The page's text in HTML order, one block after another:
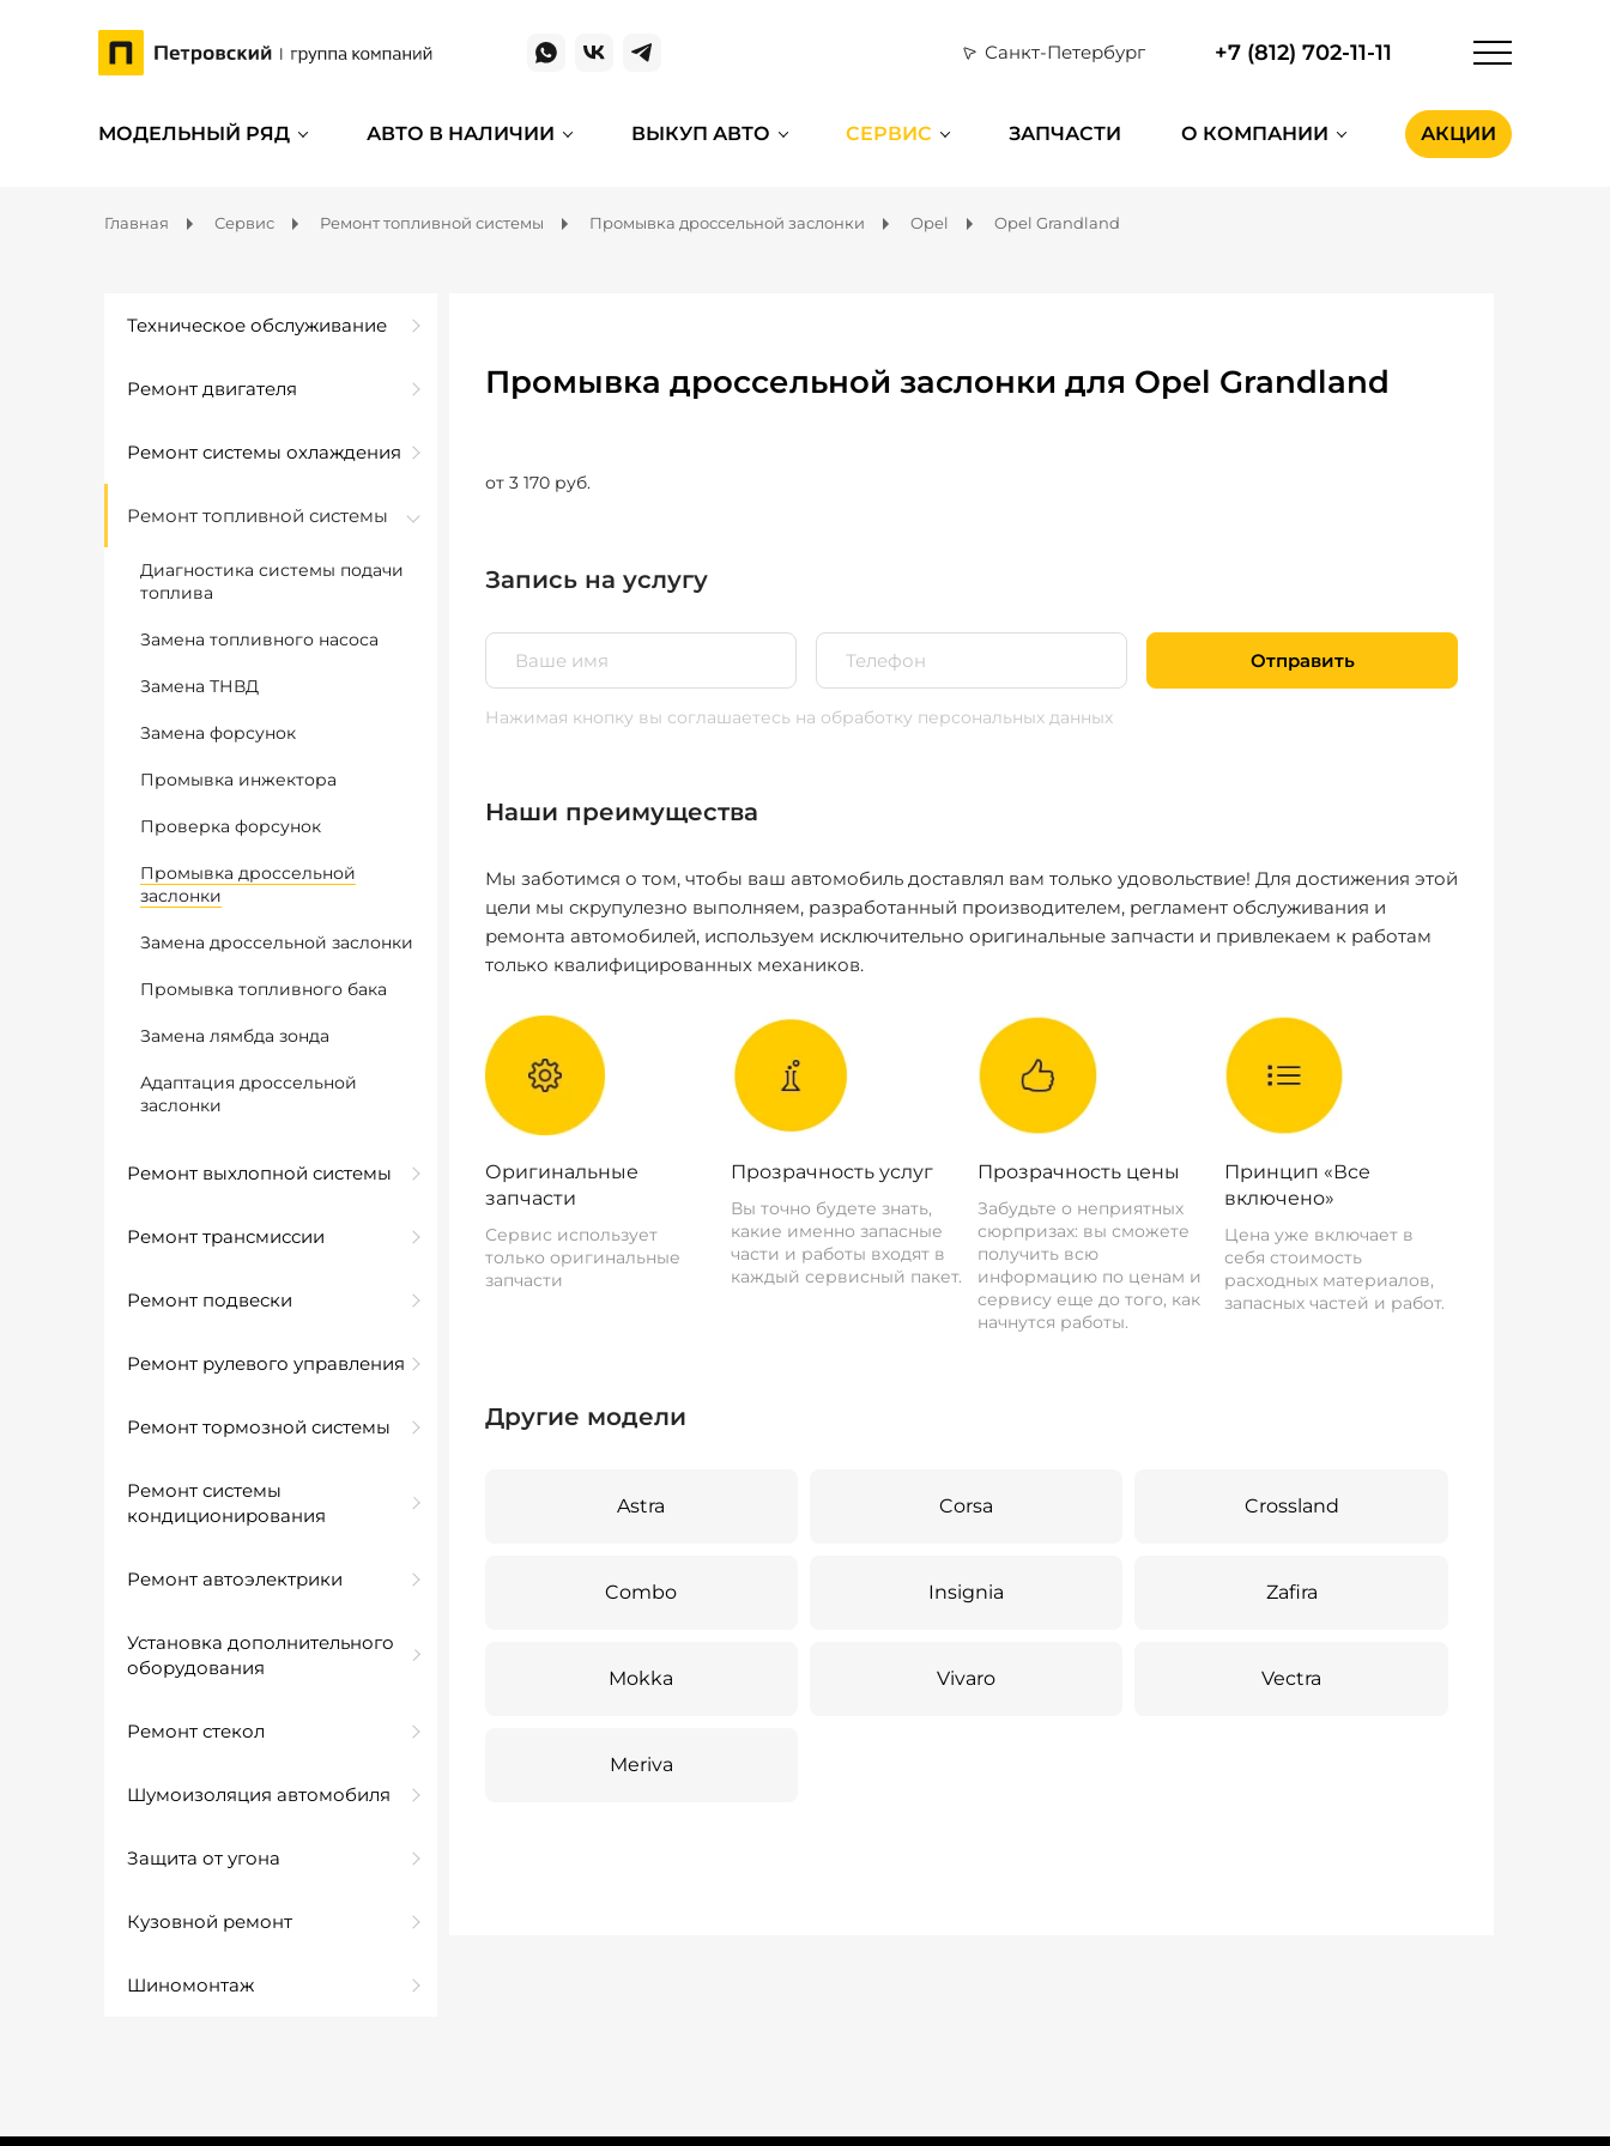
Санкт-Петербург +7 (812) 702-11-11
МОДЕЛЬНЫЙ РЯД АВТО В НАЛИЧИИ ВЫКУП АВТО СЕРВИС ЗАПЧАСТИ О КОМПАНИИ АКЦИИ
Главная Сервис Ремонт топливной системы Промывка дроссельной заслонки Opel Opel Grandland
Техническое обслуживание
Ремонт двигателя
Ремонт системы охлаждения
Ремонт топливной системы
Диагностика системы подачи
топлива
Замена топливного насоса
Замена ТНВД
Замена форсунок
Промывка инжектора
Проверка форсунок
Промывка дроссельной
заслонки
Замена дроссельной заслонки
Промывка топливного бака
Замена лямбда зонда
Адаптация дроссельной
заслонки
Ремонт выхлопной системы
Ремонт трансмиссии
Ремонт подвески
Ремонт рулевого управления
Ремонт тормозной системы
Ремонт системы
кондиционирования
Ремонт автоэлектрики
Установка дополнительного
оборудования
Ремонт стекол
Шумоизоляция автомобиля
Защита от угона
Кузовной ремонт
Шиномонтаж
Промывка дроссельной заслонки для Opel Grandland
от 3 170 руб.
Запись на услугу
Отправить
Нажимая кнопку вы соглашаетесь на обработку персональных данных
Наши преимущества
Мы заботимся о том, чтобы ваш автомобиль доставлял вам только удовольствие! Для достижения этой
цели мы скрупулезно выполняем, разработанный производителем, регламент обслуживания и
ремонта автомобилей, используем исключительно оригинальные запчасти и привлекаем к работам
только квалифицированных механиков.
Оригинальные
запчасти
Сервис использует
только оригинальные
запчасти
Прозрачность услуг
Вы точно будете знать,
какие именно запасные
части и работы входят в
каждый сервисный пакет.
Прозрачность цены
Забудьте о неприятных
сюрпризах: вы сможете
получить всю
информацию по ценам и
сервису еще до того, как
начнутся работы.
Принцип «Все
включено»
Цена уже включает в
себя стоимость
расходных материалов,
запасных частей и работ.
Другие модели
Astra Corsa Crossland
Combo Insignia Zafira
Mokka Vivaro Vectra
Meriva